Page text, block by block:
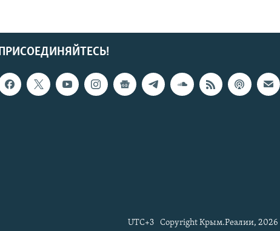
ПРИСОЕДИНЯЙТЕСЬ!
Copyright Крым.Реалии,
UTC+3